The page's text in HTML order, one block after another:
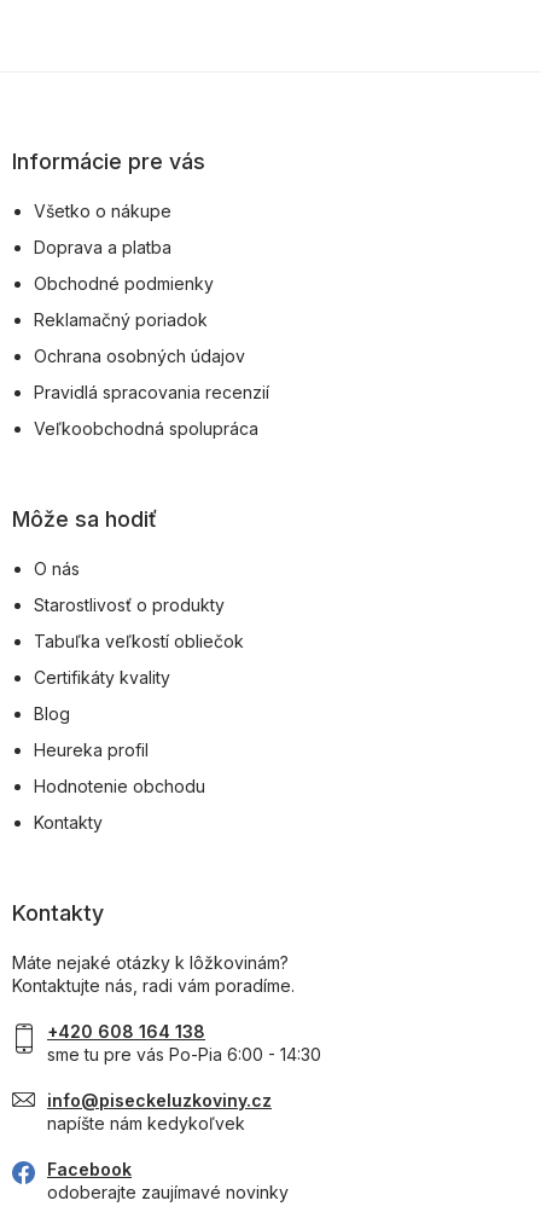
pInformácie pre vás
Všetko o nákupe
Doprava a platba
Obchodné podmienky
Reklamačný poriadok
Ochrana osobných údajov
Pravidlá spracovania recenzií
Veľkoobchodná spolupráca
Môže sa hodiť
O nás
Starostlivosť o produkty
Tabuľka veľkostí obliečok
Certifikáty kvality
Blog
Heureka profil
Hodnotenie obchodu
Kontakty
Kontakty
Máte nejaké otázky k lôžkovinám?
Kontaktujte nás, radi vám poradíme.
+420 608 164 138
sme tu pre vás Po-Pia 6:00 - 14:30
info@piseckeluzkoviny.cz
napíšte nám kedykoľvek
Facebook
odoberajte zaujímavé novinky